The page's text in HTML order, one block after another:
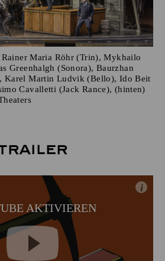
Maria Röhr (Trin), Mykhailo
Greenhalgh (Sonora), Baurzhan
Karel Martin Ludvik (Bello), Ido Beit
Cavalletti (Jack Rance), (hinten)
AKTIVIEREN
i